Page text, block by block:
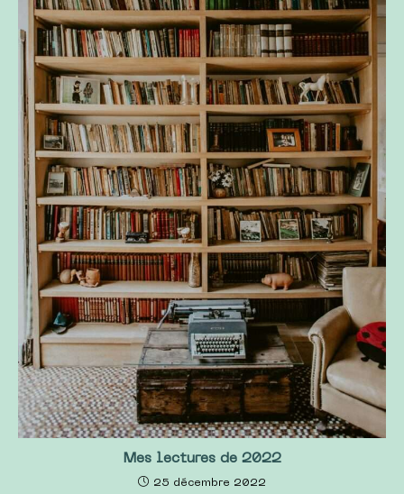
Mes lectures de 2022
25 décembre 2022